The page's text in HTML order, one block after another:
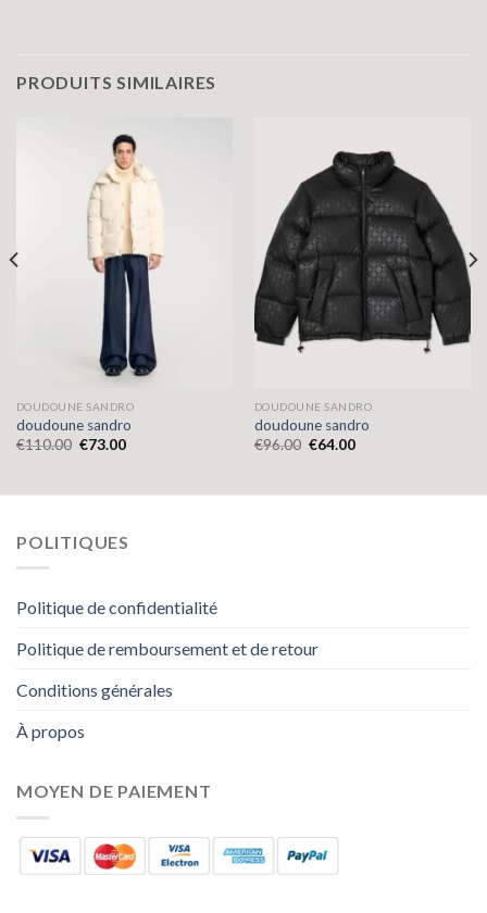
PRODUITS SIMILAIRES
DOUDOUNE SANDRO
doudoune sandro
€110.00 €73.00
DOUDOUNE SANDRO
doudoune sandro
€96.00 €64.00
POLITIQUES
Politique de confidentialité
Politique de remboursement et de retour
Conditions générales
À propos
MOYEN DE PAIEMENT